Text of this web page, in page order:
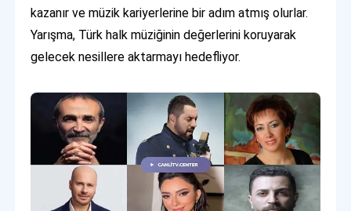
kazanır ve müzik kariyerlerine bir adım atmış olurlar.
Yarışma, Türk halk müziğinin değerlerini koruyarak
gelecek nesillere aktarmayı hedefliyor.